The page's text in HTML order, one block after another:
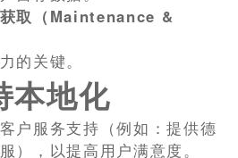
取（Maintenance &
的关键。
本地化
户服务支持（例如：提供德
），以提高用户满意度。